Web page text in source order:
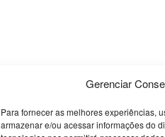
Gerenciar
Para fornecer as melhores experiências,
armazenar e/ou acessar informações do